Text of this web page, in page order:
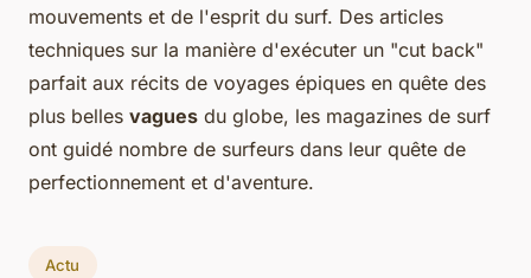
mouvements et de l'esprit du surf. Des articles
techniques sur la manière d'exécuter un "cut back"
parfait aux récits de voyages épiques en quête des
plus belles vagues du globe, les magazines de surf
ont guidé nombre de surfeurs dans leur quête de
perfectionnement et d'aventure.
Actu